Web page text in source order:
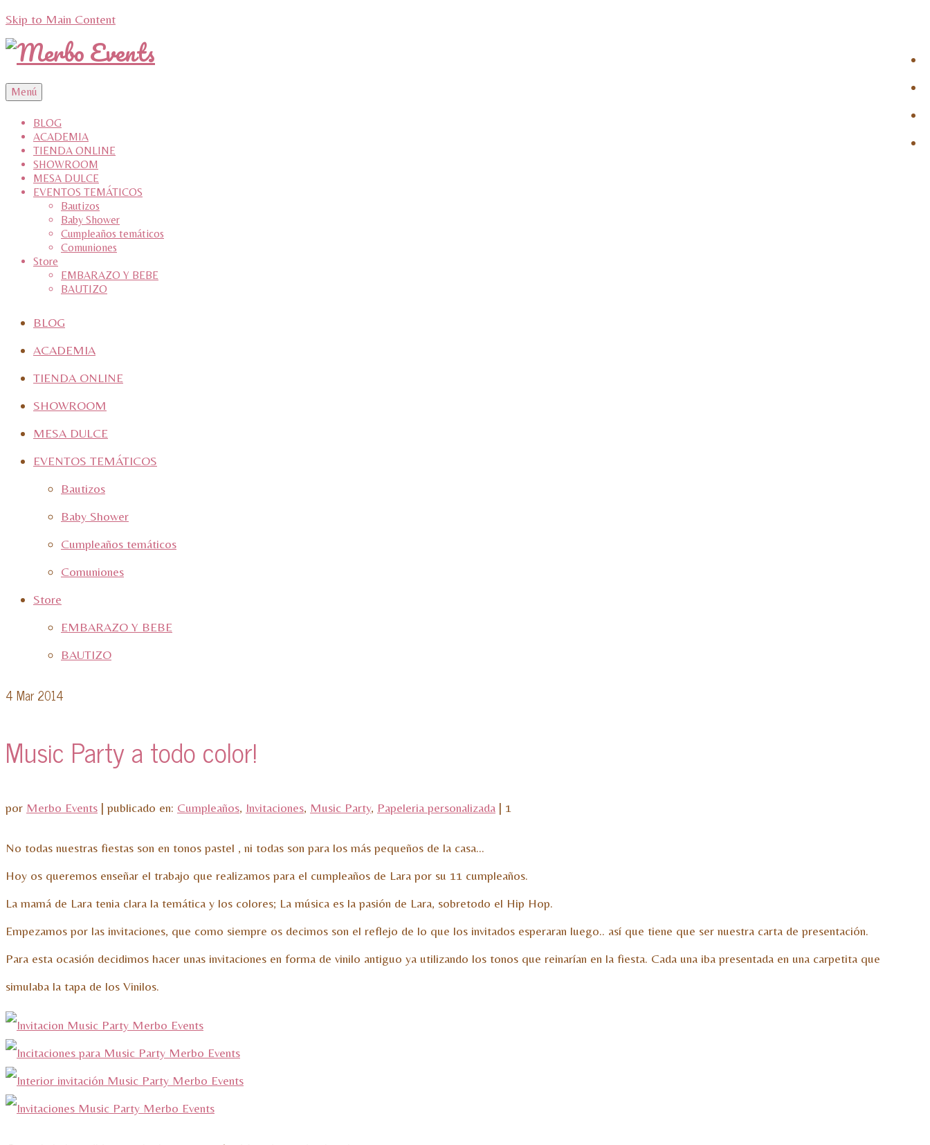
Skip to Main Content
Menú
BLOG
ACADEMIA
TIENDA ONLINE
SHOWROOM
MESA DULCE
EVENTOS TEMÁTICOS
Bautizos
Baby Shower
Cumpleaños temáticos
Comuniones
Store
EMBARAZO Y BEBE
BAUTIZO
BLOG
ACADEMIA
TIENDA ONLINE
SHOWROOM
MESA DULCE
EVENTOS TEMÁTICOS
Bautizos
Baby Shower
Cumpleaños temáticos
Comuniones
Store
EMBARAZO Y BEBE
BAUTIZO
4 Mar 2014
Music Party a todo color!
por Merbo Events | publicado en: Cumpleaños, Invitaciones, Music Party, Papeleria personalizada | 1
No todas nuestras fiestas son en tonos pastel , ni todas son para los más pequeños de la casa…
Hoy os queremos enseñar el trabajo que realizamos para el cumpleaños de Lara por su 11 cumpleaños.
La mamá de Lara tenia clara la temática y los colores; La música es la pasión de Lara, sobretodo el Hip Hop.
Empezamos por las invitaciones, que como siempre os decimos son el reflejo de lo que los invitados esperaran luego.. así que tiene que ser nuestra carta de presentación.
Para esta ocasión decidimos hacer unas invitaciones en forma de vinilo antiguo ya utilizando los tonos que reinarían en la fiesta. Cada una iba presentada en una carpetita que
simulaba la tapa de los Vinilos.